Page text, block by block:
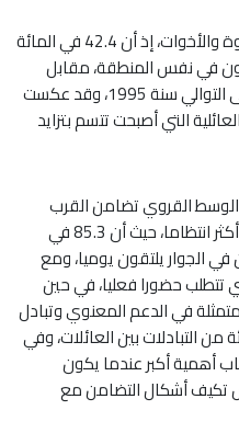
ويهم هذا التباعد الجغرافي أيضا الإخوة والأخوات، إذ أن 42.4 في المائة
يقيمون في نفس المنطقة، مقابل
71.6 في المائة و 68.3 في المائة على التوالي سنة 1995، وقد عكست
التي أصبحت تتسم بتزايد
الوسط القروي تضامن القرب
الذي يتميز بلقاءات حضورية مباشرة أكثر انتظاما، حيث أن 85.3 في
الجوار يلتقون يوميا، ومع
تتطلب حضورا فعليا، في حين
في الدعم المعنوي وتبادل
يمثلان 87.3 في المائة من التبادلات بين العائلات، وفي
أهمية أكبر عندما يكون
تكيف أشكال التضامن مع